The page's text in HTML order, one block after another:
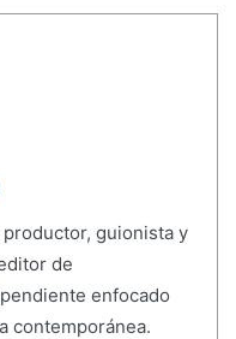
guionista y
de
enfocado
contemporánea.